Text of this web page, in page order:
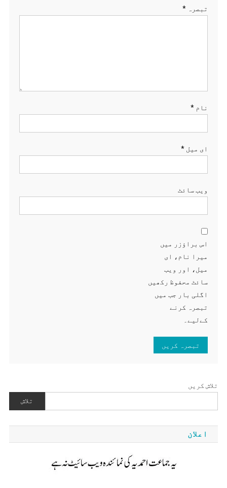
تبصرہ *
نام *
ای میل *
ویب‌ سائٹ
اس براؤزر میں
میرا نام، ای
میل، اور ویب
سائٹ محفوظ رکھیں
اگلی بار جب میں
تبصرہ کرنے
کےلیے۔
تلاش کریں
تلاش
اعلان